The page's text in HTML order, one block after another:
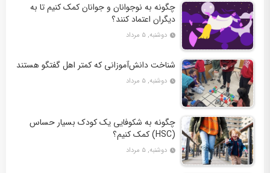
چگونه به نوجوانان و جوانان کمک کنیم تا به
دیگران اعتماد کنند؟
دوشنبه, ۵ مرداد
شناخت دانش‌آموزانی که کمتر اهل گفتگو هستند
دوشنبه, ۵ مرداد
چگونه به شکوفایی یک کودک بسیار حساس
(HSC) کمک کنیم؟
دوشنبه, ۵ مرداد